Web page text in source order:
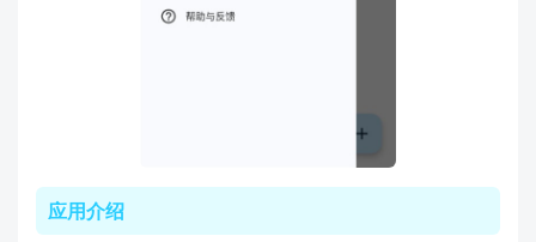
应用介绍